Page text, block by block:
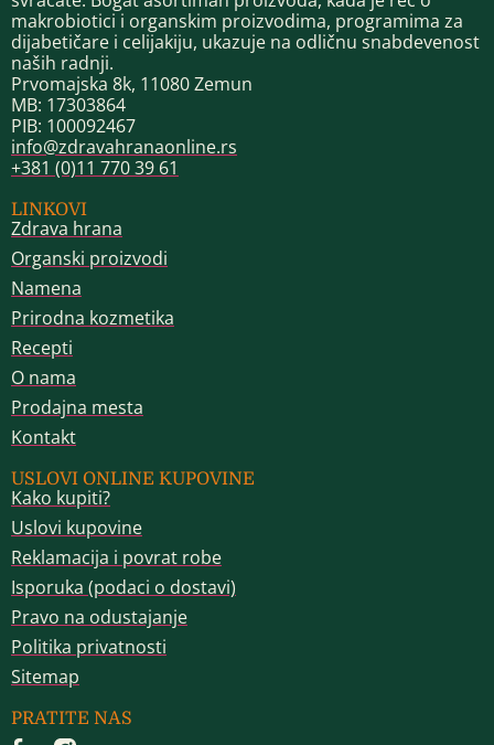
makrobiotici i organskim proizvodima, programima za
dijabetičare i celijakiju, ukazuje na odličnu snabdevenost
naših radnji.
Prvomajska 8k, 11080 Zemun
MB: 17303864
PIB: 100092467
info@zdravahranaonline.rs
+381 (0)11 770 39 61
LINKOVI
Zdrava hrana
Organski proizvodi
Namena
Prirodna kozmetika
Recepti
O nama
Prodajna mesta
Kontakt
USLOVI ONLINE KUPOVINE
Kako kupiti?
Uslovi kupovine
Reklamacija i povrat robe
Isporuka (podaci o dostavi)
Pravo na odustajanje
Politika privatnosti
Sitemap
PRATITE NAS